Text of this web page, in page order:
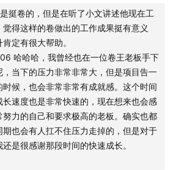
有没有意识到自己产生某些变化，
么描述这种感觉？
的预设的思路吗？
么描述手机摄影的普及，对摄影这
个和听众有独特链接的播客，做周边
览有很多人来看，你怎么形容这种和
是挺卷的，但是在听了小文讲述他现在工
得这样的卷做出的工作成果挺有意义
定有很大帮助。
哈哈哈，我曾经也在一位卷王老板手下
，当下的压力非常非常大，但是项目告一
候，也会非常非常有成就感。这个时间
长速度也是非常快速的，现在想来也会感
努力的自己和要求极高的老板。确实也都
期也会有人扛不住压力走掉的，但是对于
是很感谢那段时间的快速成长。